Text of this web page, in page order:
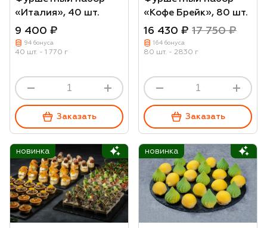
«Италия», 40 шт.
9 400 ₽
94 бонуса
40 шт. - 1 770 г
Заказать
«Кофе Брейк», 80 шт.
16 430 ₽ 17 750 ₽
164 бонуса
80 шт. - 2830 г
Заказать
новинка новинка